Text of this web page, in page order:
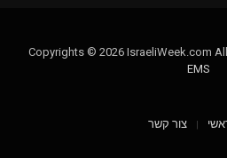
Copyrights © 2026 IsraeliWeek.com
EMS
צור קשר